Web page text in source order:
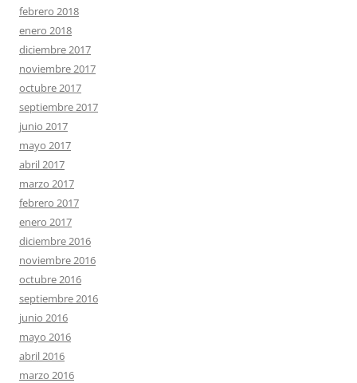
febrero 2018
enero 2018
diciembre 2017
noviembre 2017
octubre 2017
septiembre 2017
junio 2017
mayo 2017
abril 2017
marzo 2017
febrero 2017
enero 2017
diciembre 2016
noviembre 2016
octubre 2016
septiembre 2016
junio 2016
mayo 2016
abril 2016
marzo 2016